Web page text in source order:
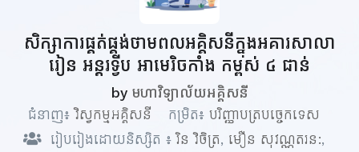
សិក្សាការផ្គត់ផ្គង់ថាមពលអគ្គិសនីក្នុងអគារសាលា
រៀន​ ​អន្តរ​ទ្វីប អាមេរិចកាំង កម្ពស់ ៤​ ជាន់
by មហាវិទ្យាល័យអគ្គិសនី
ជំនាញ៖វិស្វកម្មអគ្គិសនី កម្រិត៖ បរិញ្ញាបត្របច្ចេកទេស
រៀបរៀងដោយនិស្សិត ៖រិន វិចិត្រ, មឿន សុវណ្ណតរន:,